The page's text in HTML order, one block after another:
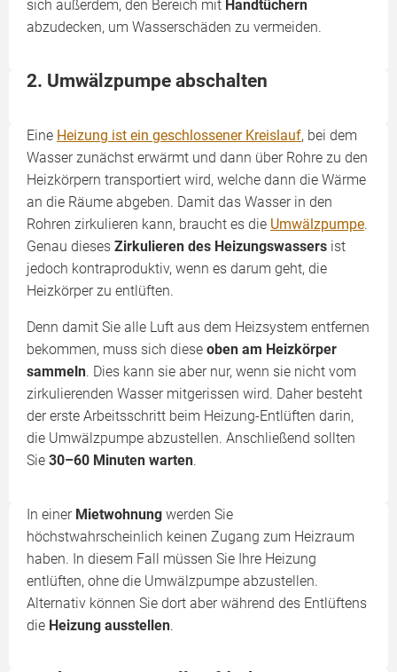
sich außerdem, den Bereich mit Handtüchern
abzudecken, um Wasserschäden zu vermeiden.
2. Umwälzpumpe abschalten
Eine Heizung ist ein geschlossener Kreislauf, bei dem
Wasser zunächst erwärmt und dann über Rohre zu den
Heizkörpern transportiert wird, welche dann die Wärme
an die Räume abgeben. Damit das Wasser in den
Rohren zirkulieren kann, braucht es die Umwälzpumpe.
Genau dieses Zirkulieren des Heizungswassers ist
jedoch kontraproduktiv, wenn es darum geht, die
Heizkörper zu entlüften.
Denn damit Sie alle Luft aus dem Heizsystem entfernen
bekommen, muss sich diese oben am Heizkörper
sammeln. Dies kann sie aber nur, wenn sie nicht vom
zirkulierenden Wasser mitgerissen wird. Daher besteht
der erste Arbeitsschritt beim Heizung-Entlüften darin,
die Umwälzpumpe abzustellen. Anschließend sollten
Sie 30–60 Minuten warten.
In einer Mietwohnung werden Sie
höchstwahrscheinlich keinen Zugang zum Heizraum
haben. In diesem Fall müssen Sie Ihre Heizung
entlüften, ohne die Umwälzpumpe abzustellen.
Alternativ können Sie dort aber während des Entlüftens
die Heizung ausstellen.